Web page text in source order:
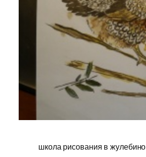
школа рисования в жулебино